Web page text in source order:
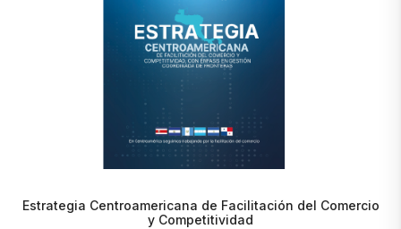
Estrategia Centroamericana de Facilitación del Comercio
y Competitividad